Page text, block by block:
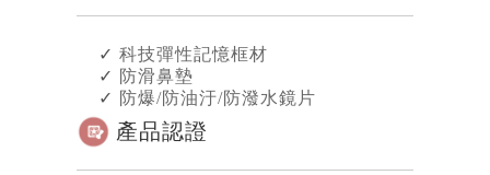
✓ 科技彈性記憶框材
✓ 防滑鼻墊
✓ 防爆/防油汙/防潑水鏡片
產品認證